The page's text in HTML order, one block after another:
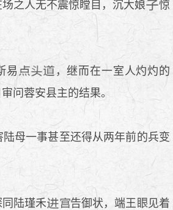
之人无不震惊瞠目，沉大娘
惊
易
，继而在一室人灼灼的
问蓉安县主的结果。
母一事甚至还得从两年前的兵变
陆瑾禾 告御状，端王
见着